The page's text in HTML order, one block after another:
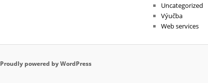
Uncategorized
Výučba
Web services
Proudly powered by WordPress